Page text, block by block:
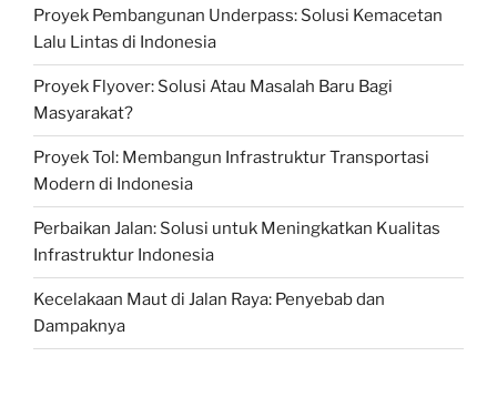
Proyek Pembangunan Underpass: Solusi Kemacetan
Lalu Lintas di Indonesia
Proyek Flyover: Solusi Atau Masalah Baru Bagi
Masyarakat?
Proyek Tol: Membangun Infrastruktur Transportasi
Modern di Indonesia
Perbaikan Jalan: Solusi untuk Meningkatkan Kualitas
Infrastruktur Indonesia
Kecelakaan Maut di Jalan Raya: Penyebab dan
Dampaknya